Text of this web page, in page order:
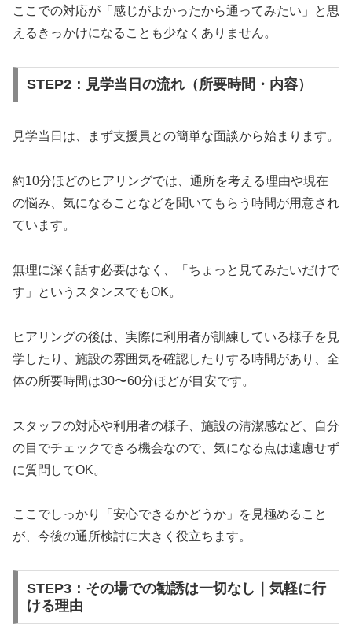
ここでの対応が「感じがよかったから通ってみたい」と思
えるきっかけになることも少なくありません。
STEP2：見学当日の流れ（所要時間・内容）
見学当日は、まず支援員との簡単な面談から始まります。
約10分ほどのヒアリングでは、通所を考える理由や現在
の悩み、気になることなどを聞いてもらう時間が用意され
ています。
無理に深く話す必要はなく、「ちょっと見てみたいだけで
す」というスタンスでもOK。
ヒアリングの後は、実際に利用者が訓練している様子を見
学したり、施設の雰囲気を確認したりする時間があり、全
体の所要時間は30〜60分ほどが目安です。
スタッフの対応や利用者の様子、施設の清潔感など、自分
の目でチェックできる機会なので、気になる点は遠慮せず
に質問してOK。
ここでしっかり「安心できるかどうか」を見極めること
が、今後の通所検討に大きく役立ちます。
STEP3：その場での勧誘は一切なし｜気軽に行
ける理由